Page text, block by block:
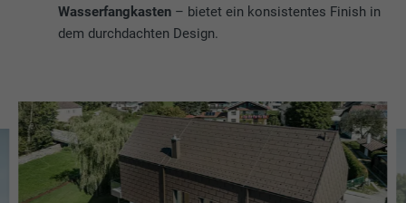
Wasserfangkasten – bietet ein konsistentes Finish in
dem durchdachten Design.